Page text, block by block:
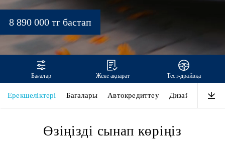
ELANTRA
8 890 000 тг бастап
Бағалар Жеке ақпарат Тест-драйвқа
Ерекшеліктері Бағалары Автокредиттеу Дизайны
Өзіңізді сынап көріңіз